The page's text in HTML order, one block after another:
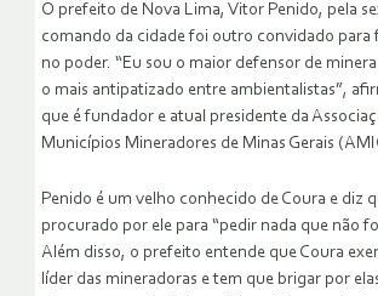
O prefeito de Nova Lima, Vitor Penido, pela
comando da cidade foi outro convidado para
no poder. “Eu sou o maior defensor de
o mais antipatizado entre ambientalistas”,
que é fundador e atual presidente da
Municípios Mineradores de Minas Gerais
Penido é um velho conhecido de Coura e diz
procurado por ele para “pedir nada que não
Além disso, o prefeito entende que Coura
líder das mineradoras e tem que brigar por